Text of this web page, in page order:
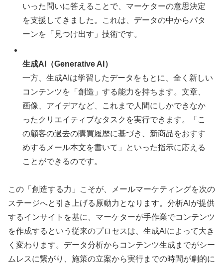
いった問いに答えることで、マーケターの意思決定
を支援してきました。これは、データの中からパタ
ーンを「見つけ出す」技術です。
生成AI（Generative AI）
一方、生成AIは学習したデータをもとに、全く新しい
コンテンツを「創造」する能力を持ちます。文章、
画像、アイデアなど、これまで人間にしかできなか
ったクリエイティブなタスクを実行できます。「こ
の顧客の過去の購買履歴に基づき、新商品をおすす
めするメール本文を書いて」といった指示に応える
ことができるのです。
この「創造する力」こそが、メールマーケティングを次の
ステージへと引き上げる原動力となります。分析AIが提供
するインサイトを基に、マーケターが手作業でコンテンツ
を作成するという従来のプロセスは、生成AIによって大き
く変わります。データ分析からコンテンツ生成までがシー
ムレスに繋がり、施策の立案から実行までの時間が劇的に